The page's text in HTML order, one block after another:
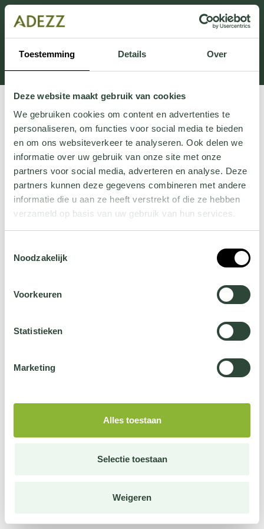
Toestemming Details Over
Deze website maakt gebruik van cookies
We gebruiken cookies om content en advertenties te
personaliseren, om functies voor social media te bieden
en om ons websiteverkeer te analyseren. Ook delen we
informatie over uw gebruik van onze site met onze
partners voor social media, adverteren en analyse. Deze
partners kunnen deze gegevens combineren met andere
informatie die u aan ze heeft verstrekt of die ze hebben
verzameld op basis van uw gebruik van hun services.
jehier.
Noodzakelijk
Voorkeuren
Statistieken
Marketing
Alles toestaan
Selectie toestaan
Weigeren
Ten dział jest obecnie w konserwacji. Jeśli brakuje Ci
informacji.
możesz zadzwonić pod numer +31 413 351 272 lub